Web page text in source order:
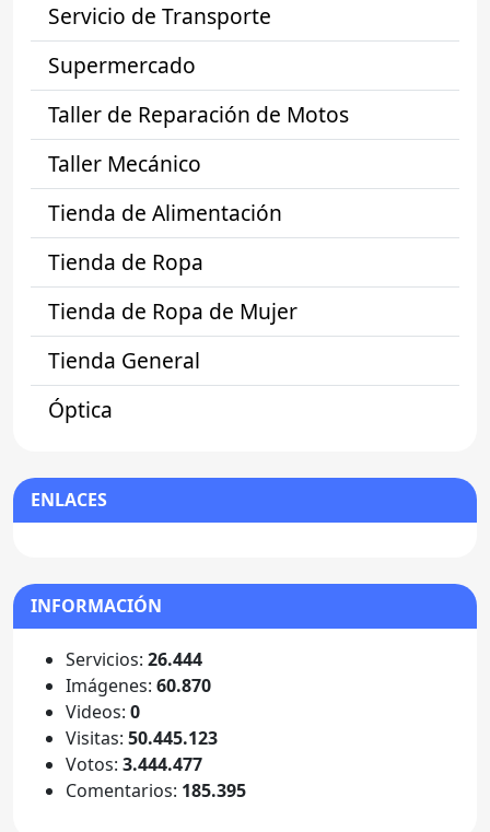
Servicio de Transporte
Supermercado
Taller de Reparación de Motos
Taller Mecánico
Tienda de Alimentación
Tienda de Ropa
Tienda de Ropa de Mujer
Tienda General
Óptica
ENLACES
INFORMACIÓN
Servicios: 26.444
Imágenes: 60.870
Videos: 0
Visitas: 50.445.123
Votos: 3.444.477
Comentarios: 185.395